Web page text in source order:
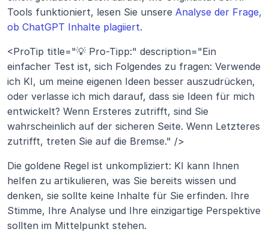
Tools funktioniert, lesen Sie unsere Analyse der Frage,
ob ChatGPT Inhalte plagiiert.
<ProTip title="💡 Pro-Tipp:" description="Ein
einfacher Test ist, sich Folgendes zu fragen: Verwende
ich KI, um meine eigenen Ideen besser auszudrücken,
oder verlasse ich mich darauf, dass sie Ideen für mich
entwickelt? Wenn Ersteres zutrifft, sind Sie
wahrscheinlich auf der sicheren Seite. Wenn Letzteres
zutrifft, treten Sie auf die Bremse." />
Die goldene Regel ist unkompliziert: KI kann Ihnen
helfen zu artikulieren, was Sie bereits wissen und
denken, sie sollte keine Inhalte für Sie erfinden. Ihre
Stimme, Ihre Analyse und Ihre einzigartige Perspektive
sollten im Mittelpunkt stehen.